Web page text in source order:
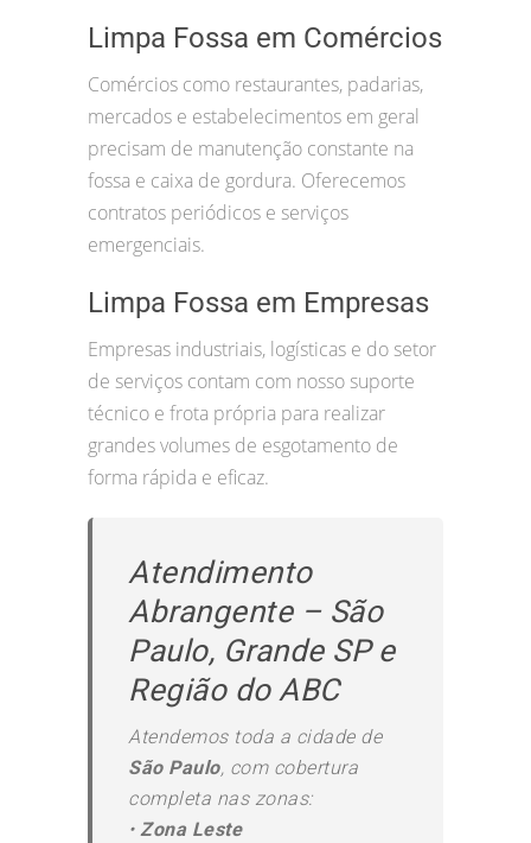
Limpa Fossa em Comércios
Comércios como restaurantes, padarias,
mercados e estabelecimentos em geral
precisam de manutenção constante na
fossa e caixa de gordura. Oferecemos
contratos periódicos e serviços
emergenciais.
Limpa Fossa em Empresas
Empresas industriais, logísticas e do setor
de serviços contam com nosso suporte
técnico e frota própria para realizar
grandes volumes de esgotamento de
forma rápida e eficaz.
Atendimento
Abrangente – São
Paulo, Grande SP e
Região do ABC
Atendemos toda a cidade de
São Paulo, com cobertura
completa nas zonas:
• Zona Leste